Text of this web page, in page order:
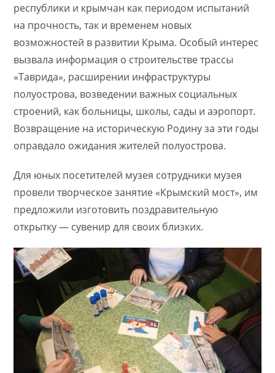
республики и крымчан как периодом испытаний
на прочность, так и временем новых
возможностей в развитии Крыма. Особый интерес
вызвала информация о строительстве трассы
«Таврида», расширении инфраструктуры
полуострова, возведении важных социальных
строений, как больницы, школы, сады и аэропорт.
Возвращение на историческую Родину за эти годы
оправдало ожидания жителей полуострова.
Для юных посетителей музея сотрудники музея
провели творческое занятие «Крымский мост», им
предложили изготовить поздравительную
открытку — сувенир для своих близких.